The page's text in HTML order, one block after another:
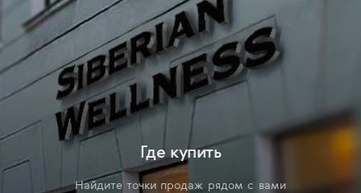
Где купить
Найдите точки продаж рядом с вами